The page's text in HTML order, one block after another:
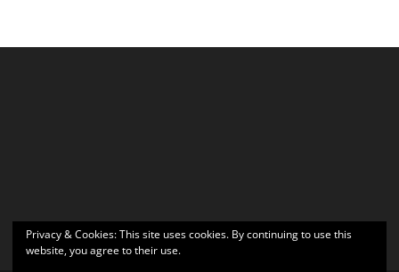
Privacy & Cookies: This site uses cookies. By continuing to use this
website, you agree to their use.